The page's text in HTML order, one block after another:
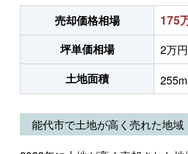
売却価格相場
175
坪単価相場
2万円
土地面積
255m
能代市で土地が高く売れた地域